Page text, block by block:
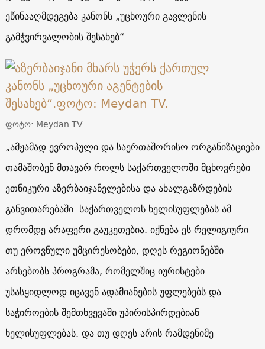
ეწინააღმდეგება კანონს „უცხოური გავლენის
გამჭვირვალობის შესახებ“.
ფოტო: Meydan TV
„ამჟამად ევროპული და საერთაშორისო ორგანიზაციები
თამაშობენ მთავარ როლს საქართველოში მცხოვრები
ეთნიკური აზერბაიჯანელებისა და ახალგაზრდების
განვითარებაში. საქართველოს ხელისუფლებას ამ
დრომდე არაფერი გაუკეთებია. იქნება ეს რელიგიური
თუ ეროვნული უმცირესობები, დღეს რეგიონებში
არსებობს პროგრამა, რომელშიც იურისტები
უსასყიდლოდ იცავენ ადამიანების უფლებებს და
საჭიროების შემთხვევაში უპირისპირდებიან
ხელისუფლებას. და თუ დღეს არის რამდენიმე